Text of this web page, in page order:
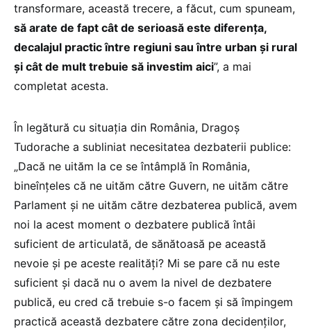
transformare, această trecere, a făcut, cum spuneam,
să arate de fapt cât de serioasă este diferența,
decalajul practic între regiuni sau între urban și rural
și cât de mult trebuie să investim aici”, a mai
completat acesta.
În legătură cu situația din România, Dragoș
Tudorache a subliniat necesitatea dezbaterii publice:
„Dacă ne uităm la ce se întâmplă în România,
bineînțeles că ne uităm către Guvern, ne uităm către
Parlament și ne uităm către dezbaterea publică, avem
noi la acest moment o dezbatere publică întâi
suficient de articulată, de sănătoasă pe această
nevoie și pe aceste realități? Mi se pare că nu este
suficient și dacă nu o avem la nivel de dezbatere
publică, eu cred că trebuie s-o facem și să împingem
practică această dezbatere către zona decidenților,